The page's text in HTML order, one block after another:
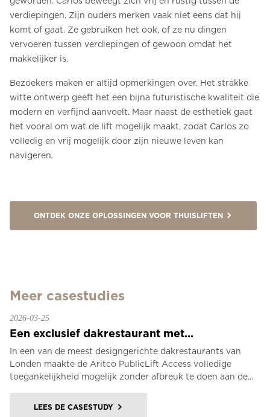
verdiepingen. Zijn ouders merken vaak niet eens dat hij
komt of gaat. Ze gebruiken het ook, of ze nu dingen
vervoeren tussen verdiepingen of gewoon omdat het
makkelijker is.
Bezoekers maken er altijd opmerkingen over. Het strakke
witte ontwerp geeft het een bijna futuristische kwaliteit die
modern en verfijnd aanvoelt. Maar naast de esthetiek gaat
het vooral om wat de lift mogelijk maakt, zodat Carlos zo
volledig en vrij mogelijk door zijn nieuwe leven kan
navigeren.
ONTDEK ONZE OPLOSSINGEN VOOR THUISLIFTEN
Meer casestudies
2026-03-25
Een exclusief dakrestaurant met...
In een van de meest designgerichte dakrestaurants van
Londen maakte de Aritco PublicLift Access volledige
toegankelijkheid mogelijk zonder afbreuk te doen aan de...
LEES DE CASESTUDY